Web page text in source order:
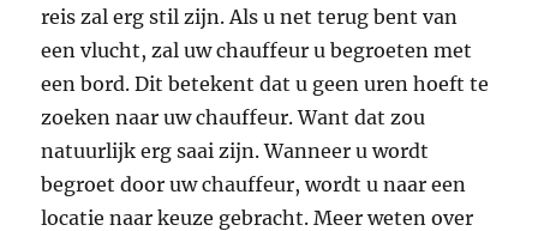
reis zal erg stil zijn. Als u net terug bent van
een vlucht, zal uw chauffeur u begroeten met
een bord. Dit betekent dat u geen uren hoeft te
zoeken naar uw chauffeur. Want dat zou
natuurlijk erg saai zijn. Wanneer u wordt
begroet door uw chauffeur, wordt u naar een
locatie naar keuze gebracht. Meer weten over